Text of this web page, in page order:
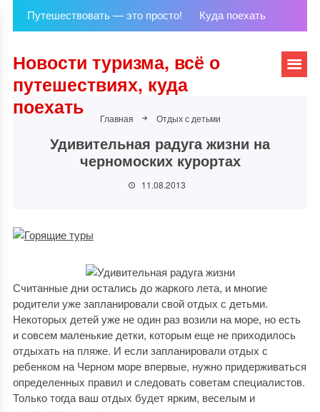
Путешествовать — это просто! Куда поехать
Новости туризма, всё о
путешествиях, куда
поехать
Главная Отдых с детьми
Удивительная радуга жизни на
черномоских курортах
11.08.2013
Считанные дни остались до жаркого лета, и многие
родители уже запланировали свой отдых с детьми.
Некоторых детей уже не один раз возили на море, но есть
и совсем маленькие детки, которым еще не приходилось
отдыхать на пляже. И если запланировали отдых с
ребенком на Черном море впервые, нужно придерживаться
определенных правил и следовать советам специалистов.
Только тогда ваш отдых будет ярким, веселым и